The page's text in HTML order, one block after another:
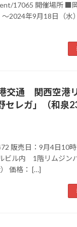
17065 開催場所 ■
～2024年9月18日（
通 関西空港
セレガ」（和泉
販売日：9月4日10
ビル内 1階リムジン
価格： […]